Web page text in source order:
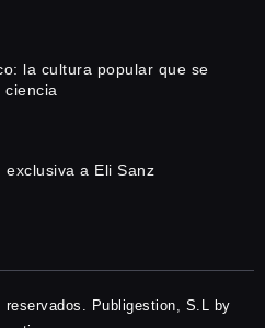
la cultura popular que se
ciencia
exclusiva a Eli Sanz
Publigestion, S.L by